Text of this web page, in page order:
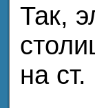
Так,
на